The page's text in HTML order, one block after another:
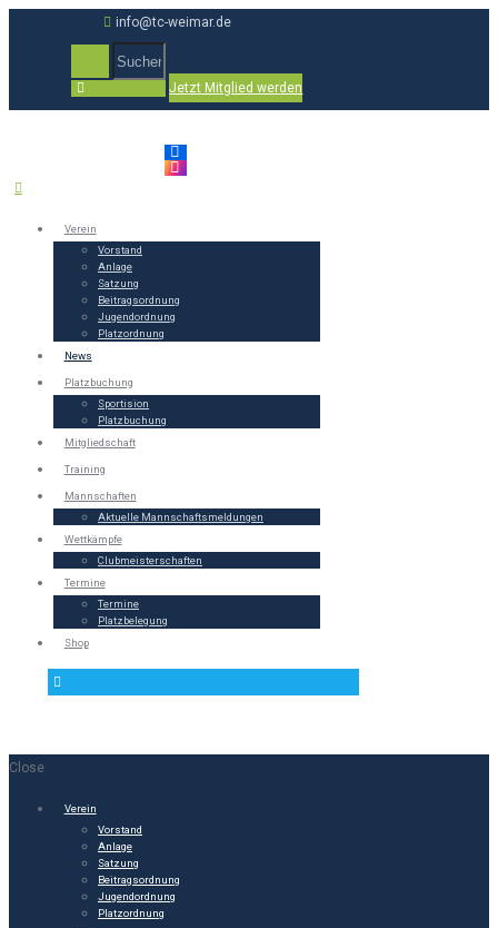
info@tc-weimar.de
Jetzt Mitglied werden
Verein
Vorstand
Anlage
Satzung
Beitragsordnung
Jugendordnung
Platzordnung
News
Platzbuchung
Sportision
Platzbuchung
Mitgliedschaft
Training
Mannschaften
Aktuelle Mannschaftsmeldungen
Wettkämpfe
Clubmeisterschaften
Termine
Termine
Platzbelegung
Shop
Close
Verein
Vorstand
Anlage
Satzung
Beitragsordnung
Jugendordnung
Platzordnung